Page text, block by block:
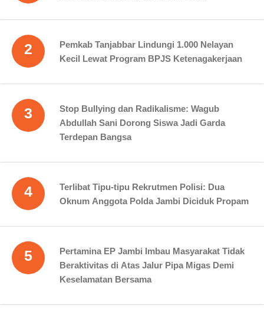
2
Pemkab Tanjabbar Lindungi 1.000 Nelayan
Kecil Lewat Program BPJS Ketenagakerjaan
3
Stop Bullying dan Radikalisme: Wagub
Abdullah Sani Dorong Siswa Jadi Garda
Terdepan Bangsa
4
Terlibat Tipu-tipu Rekrutmen Polisi: Dua
Oknum Anggota Polda Jambi Diciduk Propam
5
Pertamina EP Jambi Imbau Masyarakat Tidak
Beraktivitas di Atas Jalur Pipa Migas Demi
Keselamatan Bersama